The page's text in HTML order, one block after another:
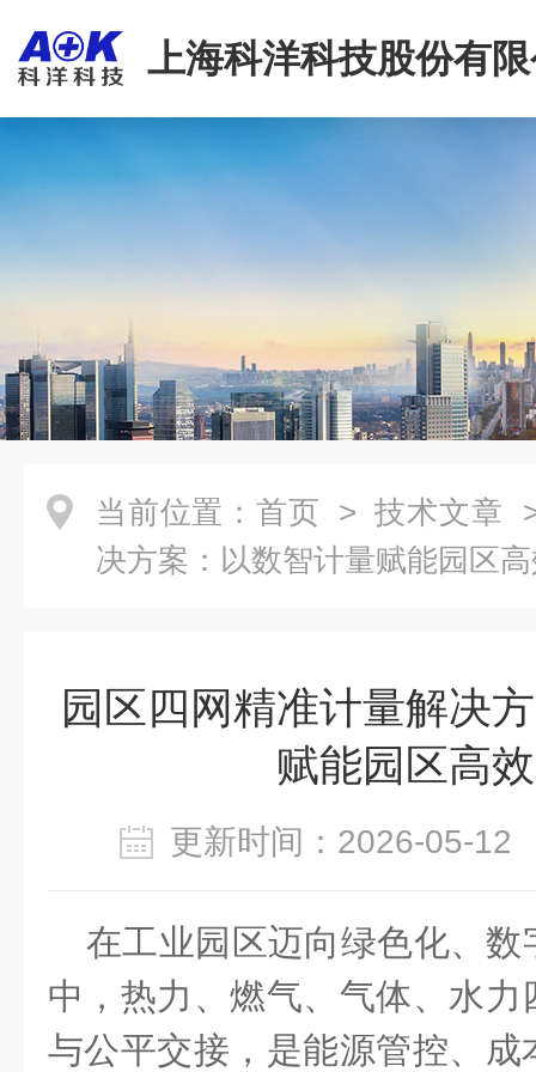
上海科洋科技股份有
当前位置： 首页 > 技术文章
决方案：以数智计量赋能园区
园区四网精准计量解决
赋能园区高
更新时间：2026-05-
在工业园区迈向绿色化、
中， 热力、燃气、气体、水力
与公平交接，是能源管控、